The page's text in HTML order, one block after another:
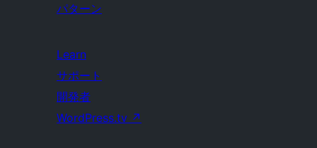
パターン
Learn
サポート
開発者
WordPress.tv ↗